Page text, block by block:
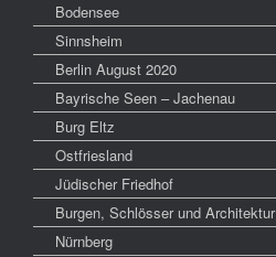
Bodensee
Sinnsheim
Berlin August 2020
Bayrische Seen – Jachenau
Burg Eltz
Ostfriesland
Jüdischer Friedhof
Burgen, Schlösser und Architektur
Nürnberg